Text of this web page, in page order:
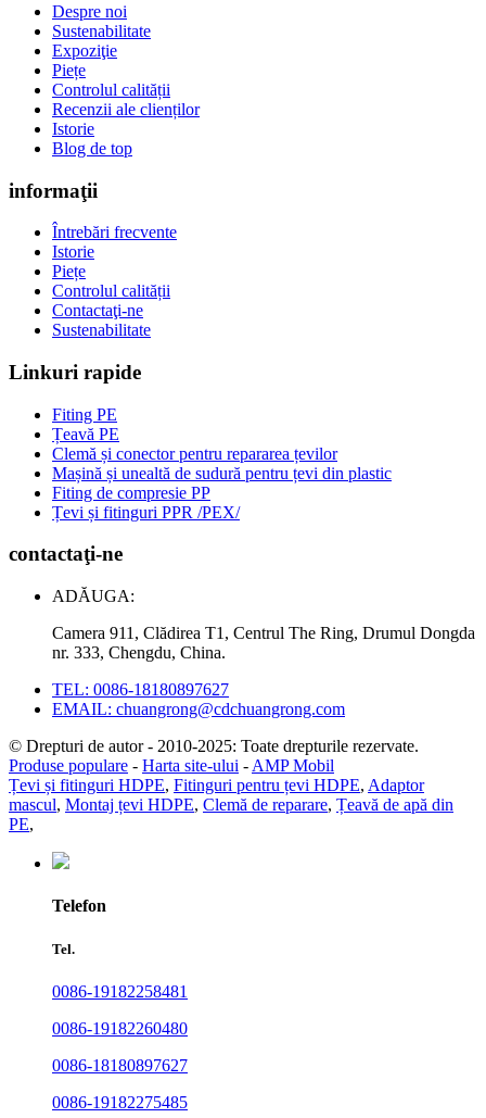
Despre noi
Sustenabilitate
Expoziţie
Piețe
Controlul calității
Recenzii ale clienților
Istorie
Blog de top
informaţii
Întrebări frecvente
Istorie
Piețe
Controlul calității
Contactaţi-ne
Sustenabilitate
Linkuri rapide
Fiting PE
Țeavă PE
Clemă și conector pentru repararea țevilor
Mașină și unealtă de sudură pentru țevi din plastic
Fiting de compresie PP
Țevi și fitinguri PPR /PEX/
contactaţi-ne
ADĂUGA:
Camera 911, Clădirea T1, Centrul The Ring, Drumul Dongda
nr. 333, Chengdu, China.
TEL: 0086-18180897627
EMAIL: chuangrong@cdchuangrong.com
© Drepturi de autor - 2010-2025: Toate drepturile rezervate.
Produse populare - Harta site-ului - AMP Mobil
Țevi și fitinguri HDPE, Fitinguri pentru țevi HDPE, Adaptor
mascul, Montaj țevi HDPE, Clemă de reparare, Țeavă de apă din
PE,
Telefon
Tel.
0086-19182258481
0086-19182260480
0086-18180897627
0086-19182275485